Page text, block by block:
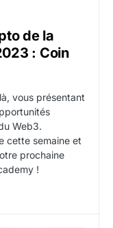
de la
: Coin
vous présentant
Web3.
cette semaine et
prochaine
!